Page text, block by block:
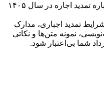
، همه چیز درباره تمدید اجاره در سال ۱۴۰۵
تمدید اجباری، مدارک
نمونه متن‌ها و نکاتی
شما بی‌اعتبار شود.